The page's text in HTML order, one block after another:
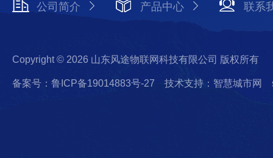
公司简介 产品中心 联系
Copyright © 2026 山东风途物联网科技有限公司 版权所有
备案号：鲁ICP备19014883号-27 技术支持：智慧城市网